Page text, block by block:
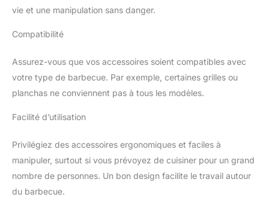
vie et une manipulation sans danger.
Compatibilité
Assurez-vous que vos accessoires soient compatibles avec
votre type de barbecue. Par exemple, certaines grilles ou
planchas ne conviennent pas à tous les modèles.
Facilité d’utilisation
Privilégiez des accessoires ergonomiques et faciles à
manipuler, surtout si vous prévoyez de cuisiner pour un grand
nombre de personnes. Un bon design facilite le travail autour
du barbecue.